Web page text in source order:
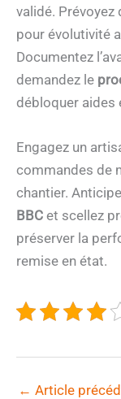
validé.
pour évolutivité
Documentez
demandez le
débloquer aides
Engagez un
commandes de
chantier.
BBC et scellez
préserver la
remise en état.
← Article